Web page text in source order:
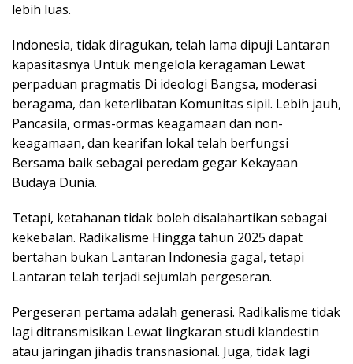
lebih luas.
Indonesia, tidak diragukan, telah lama dipuji Lantaran
kapasitasnya Untuk mengelola keragaman Lewat
perpaduan pragmatis Di ideologi Bangsa, moderasi
beragama, dan keterlibatan Komunitas sipil. Lebih jauh,
Pancasila, ormas-ormas keagamaan dan non-
keagamaan, dan kearifan lokal telah berfungsi
Bersama baik sebagai peredam gegar Kekayaan
Budaya Dunia.
Tetapi, ketahanan tidak boleh disalahartikan sebagai
kekebalan. Radikalisme Hingga tahun 2025 dapat
bertahan bukan Lantaran Indonesia gagal, tetapi
Lantaran telah terjadi sejumlah pergeseran.
Pergeseran pertama adalah generasi. Radikalisme tidak
lagi ditransmisikan Lewat lingkaran studi klandestin
atau jaringan jihadis transnasional. Juga, tidak lagi